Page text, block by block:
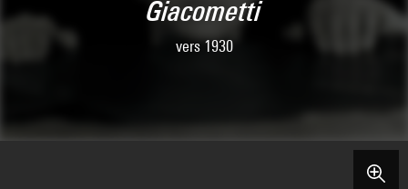
Giacometti
vers 1930